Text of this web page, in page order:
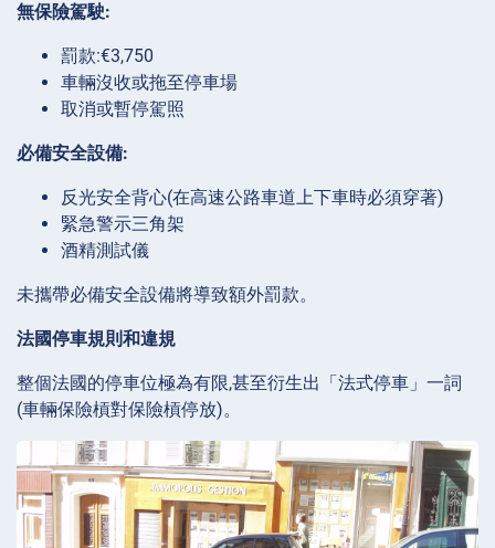
無保險駕駛:
罰款:€3,750
車輛沒收或拖至停車場
取消或暫停駕照
必備安全設備:
反光安全背心(在高速公路車道上下車時必須穿著)
緊急警示三角架
酒精測試儀
未攜帶必備安全設備將導致額外罰款。
法國停車規則和違規
整個法國的停車位極為有限,甚至衍生出「法式停車」一詞
(車輛保險槓對保險槓停放)。